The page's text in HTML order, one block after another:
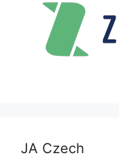
JA Czech